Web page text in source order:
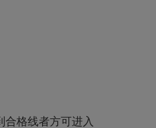
格线者方可进入